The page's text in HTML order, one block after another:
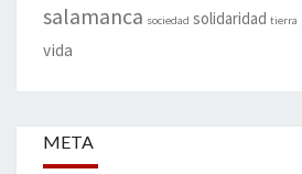
salamanca sociedad solidaridad tierra
vida
META